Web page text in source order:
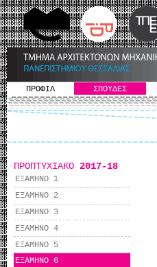
ΠΡΟΦΙΛ ΣΠΟΥΔΕΣ
ΠΡΟΠΤΥΧΙΑΚΟ 2017-18
ΕΞΑΜΗΝΟ 1
ΕΞΑΜΗΝΟ 2
ΕΞΑΜΗΝΟ 3
ΕΞΑΜΗΝΟ 4
ΕΞΑΜΗΝΟ 5
ΕΞΑΜΗΝΟ 6